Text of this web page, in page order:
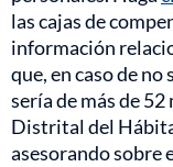
las cajas de
información
que, en caso de
sería de más de
Distrital del
asesorando sobre